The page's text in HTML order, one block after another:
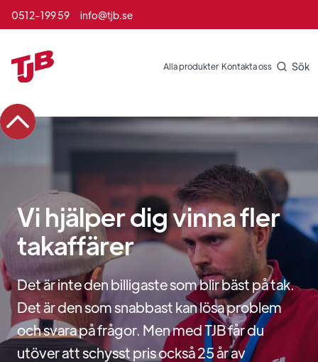
0512-199 59 info@tjb.se
Alla produkter Kontakta oss Sök
Vi hjälper dig vinna fler
takaffärer
Det är inte den billigaste som blir bäst på tak.
Det är den som snabbast kan lösa problem
och svara på frågor. Men med TJB får du
utöver att schysst pris också 25 år av